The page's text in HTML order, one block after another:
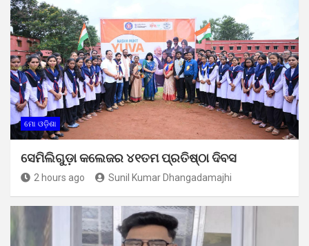
ମୋ ଓଡ଼ିଶା
ସେମିଲିଗୁଡ଼ା କଲେଜର ୪୧ତମ ପ୍ରତିଷ୍ଠା ଦିବସ
2 hours ago Sunil Kumar Dhangadamajhi